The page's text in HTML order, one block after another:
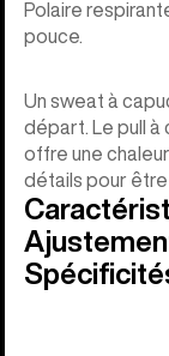
Polaire
pouce.
Un sweat à
départ. Le pull à
offre une
détails pour être